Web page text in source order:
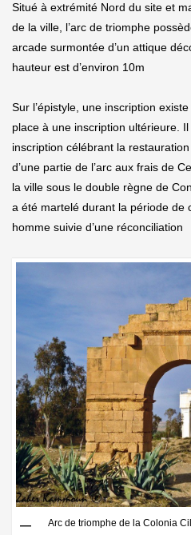
Situé à extrémité Nord du site et
de la ville, l’arc de triomphe
arcade surmontée d’un attique
hauteur est d’environ 10m
Sur l’épistyle, une inscription
place à une inscription ultérieure. Il
inscription célébrant la
d’une partie de l’arc aux frais de
la ville sous le double règne de
a été martelé durant la période de
homme suivie d’une réconciliation
Arc de triomphe de la Colonia